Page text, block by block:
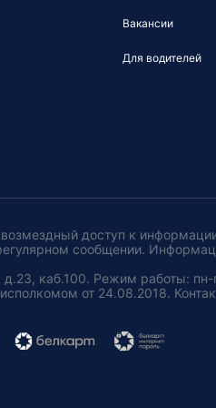
Вакансии
Для водителей
доступ к
сообщении.
каб.100. Режим работы: пн-
от 24.08.2018.